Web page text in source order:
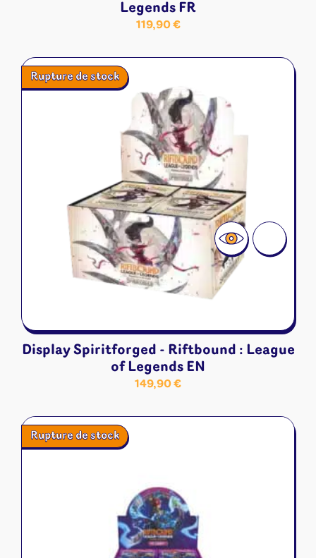
Legends FR
119,90€
Rupture de stock
Display Spiritforged - Riftbound : League
of Legends EN
149,90€
Rupture de stock